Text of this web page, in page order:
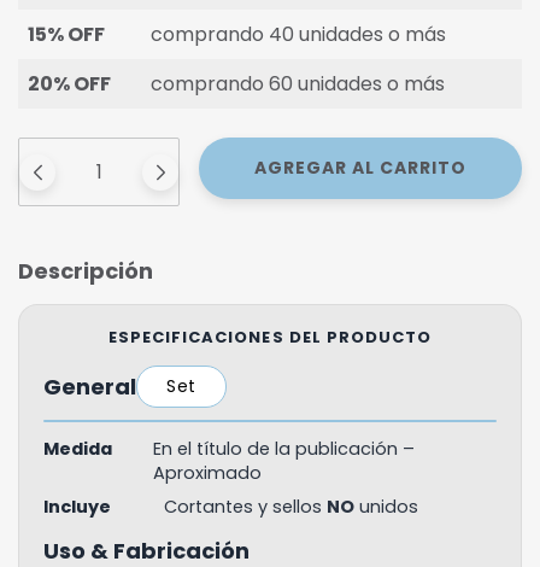
15% OFF
comprando 40 unidades o más
20% OFF
comprando 60 unidades o más
Descripción
ESPECIFICACIONES DEL PRODUCTO
General Set
Medida
En el título de la publicación –
Aproximado
Incluye
Cortantes y sellos NO unidos
Uso & Fabricación